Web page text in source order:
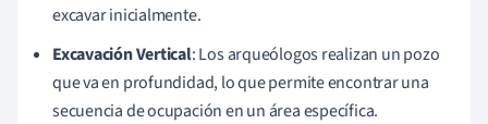
excavar inicialmente.
Excavación Vertical: Los arqueólogos realizan un pozo
que va en profundidad, lo que permite encontrar una
secuencia de ocupación en un área específica.